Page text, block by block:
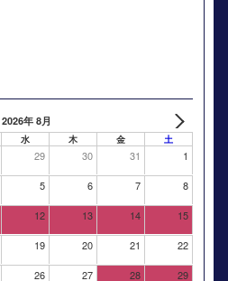
2026年 8月
水 木 金 土
29 30 31 1
5 6 7 8
12 13 14 15
19 20 21 22
26 27 28 29